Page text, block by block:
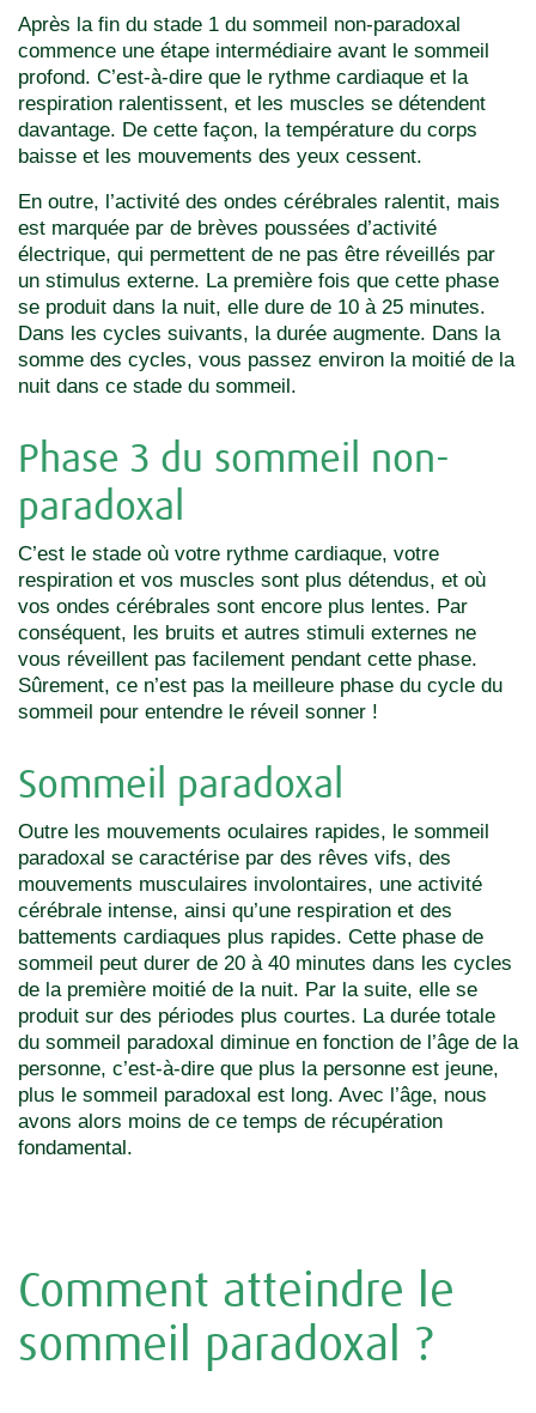
Après la fin du stade 1 du sommeil non-paradoxal
commence une étape intermédiaire avant le sommeil
profond. C’est-à-dire que le rythme cardiaque et la
respiration ralentissent, et les muscles se détendent
davantage. De cette façon, la température du corps
baisse et les mouvements des yeux cessent.
En outre, l’activité des ondes cérébrales ralentit, mais
est marquée par de brèves poussées d’activité
électrique, qui permettent de ne pas être réveillés par
un stimulus externe. La première fois que cette phase
se produit dans la nuit, elle dure de 10 à 25 minutes.
Dans les cycles suivants, la durée augmente. Dans la
somme des cycles, vous passez environ la moitié de la
nuit dans ce stade du sommeil.
Phase 3 du sommeil non-
paradoxal
C’est le stade où votre rythme cardiaque, votre
respiration et vos muscles sont plus détendus, et où
vos ondes cérébrales sont encore plus lentes. Par
conséquent, les bruits et autres stimuli externes ne
vous réveillent pas facilement pendant cette phase.
Sûrement, ce n’est pas la meilleure phase du cycle du
sommeil pour entendre le réveil sonner !
Sommeil paradoxal
Outre les mouvements oculaires rapides, le sommeil
paradoxal se caractérise par des rêves vifs, des
mouvements musculaires involontaires, une activité
cérébrale intense, ainsi qu’une respiration et des
battements cardiaques plus rapides. Cette phase de
sommeil peut durer de 20 à 40 minutes dans les cycles
de la première moitié de la nuit. Par la suite, elle se
produit sur des périodes plus courtes. La durée totale
du sommeil paradoxal diminue en fonction de l’âge de la
personne, c’est-à-dire que plus la personne est jeune,
plus le sommeil paradoxal est long. Avec l’âge, nous
avons alors moins de ce temps de récupération
fondamental.
Comment atteindre le
sommeil paradoxal ?